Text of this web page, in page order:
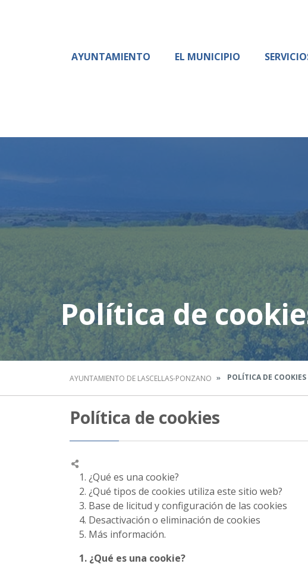
AYUNTAMIENTO EL MUNICIPIO
Política de
AYUNTAMIENTO DE LASCELLAS-PONZANO POLÍTICA DE COOKIES
Política de cookies
1. ¿Qué es una cookie?
2. ¿Qué tipos de cookies utiliza este sitio web?
3. Base de licitud y configuración de las cookies
4. Desactivación o eliminación de cookies
5. Más información.
1. ¿Qué es una cookie?